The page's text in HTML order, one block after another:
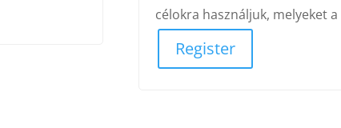
célokra használjuk, melyeket a
Register